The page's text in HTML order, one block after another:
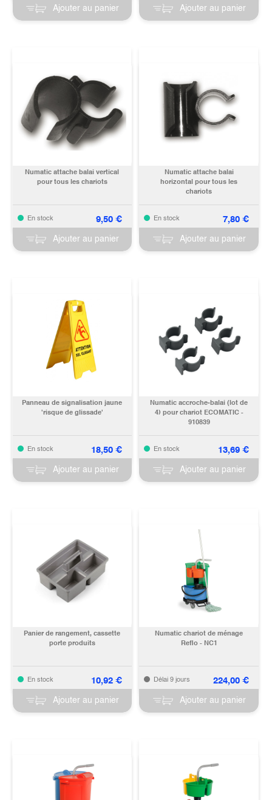
Ajouter au panier Ajouter au panier
Numatic attache balai vertical
pour tous les chariots
En stock 9,50€
Ajouter au panier
Numatic attache balai
horizontal pour tous les
chariots
En stock 7,80€
Ajouter au panier
Panneau de signalisation jaune
'risque de glissade'
En stock 18,50€
Ajouter au panier
Numatic accroche‐balai (lot de
4) pour chariot ECOMATIC -
910839
En stock 13,69€
Ajouter au panier
Panier de rangement, cassette
porte produits
En stock 10,92€
Ajouter au panier
Numatic chariot de ménage
Reflo - NC1
Délai 9 jours 224,00€
Ajouter au panier